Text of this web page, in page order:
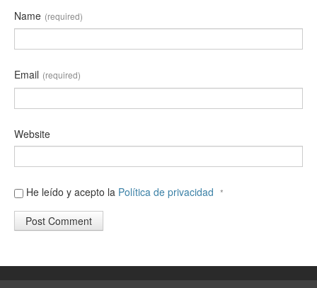
Name (required)
Email (required)
Website
He leído y acepto la Política de privacidad *